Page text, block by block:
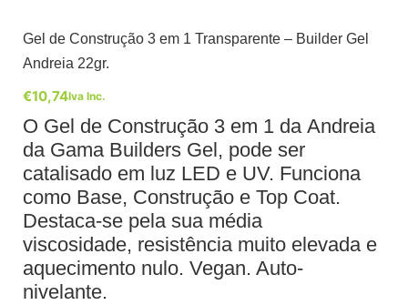
Gel de Construção 3 em 1 Transparente – Builder Gel
Andreia 22gr.
€10,74Iva Inc.
O Gel de Construção 3 em 1 da Andreia
da Gama Builders Gel, pode ser
catalisado em luz LED e UV. Funciona
como Base, Construção e Top Coat.
Destaca-se pela sua média
viscosidade, resistência muito elevada e
aquecimento nulo. Vegan. Auto-
nivelante.